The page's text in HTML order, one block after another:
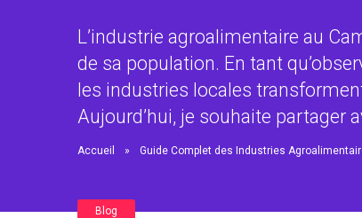
L’industrie agroalimentaire au
de sa population. En tant
les industries locales
Aujourd’hui, je souhaite partager
Accueil » Guide Complet des Industries
Blog